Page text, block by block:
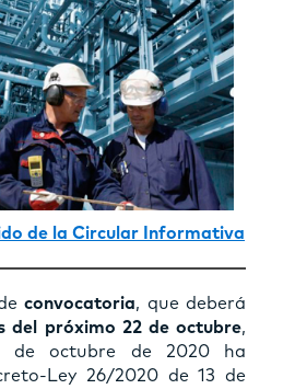
de la Circular Informativa
convocatoria, que deberá
del próximo 22 de octubre,
de octubre de 2020 ha
Ley 26/2020 de 13 de